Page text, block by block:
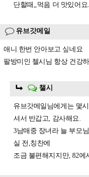
단할때,,먹음 더 맛있어요.
유브갓메일
애니 한번 안아보고 싶네요
팔방미인 첼시님 항상 건강
챌시
유브갓메일님에게는 몇
셔서 반갑고, 감사해요.
3남매중 장녀라 늘 부모
실 전,칭찬에
조금 불편해지지만, 82에